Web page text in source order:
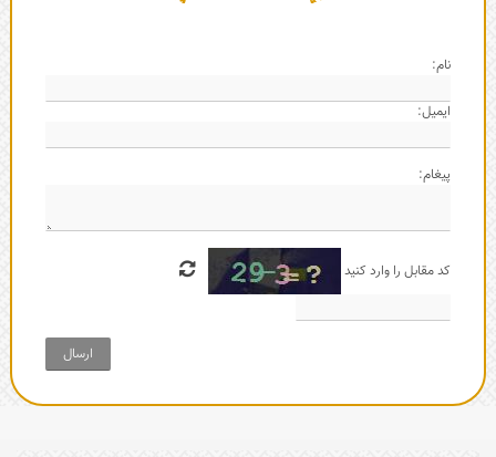
نام:
ایمیل:
پیغام:
کد مقابل را وارد کنید
ارسال